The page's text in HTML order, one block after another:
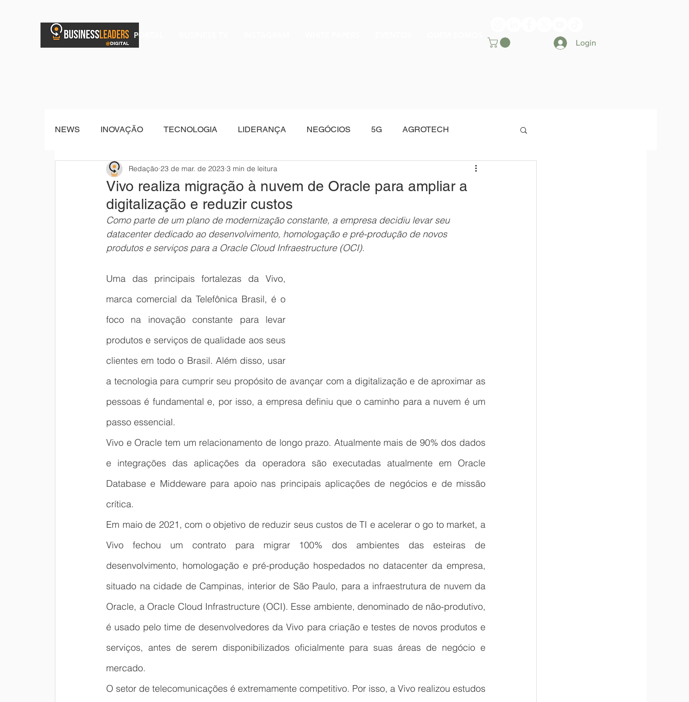
PORTAL
Login
NEWS INOVAÇÃO TECNOLOGIA LIDERANÇA NEGÓCIOS 5G AGROTECH
BRAND POST Senior Sistemas Oracle
Vivo realiza migração à nuvem de Oracle para ampliar a
digitalização e reduzir custos
Redação 23 de mar. de 2023 3 min de leitura
Como parte de um plano de modernização constante, a empresa decidiu levar seu
datacenter dedicado ao desenvolvimento, homologação e pré-produção de novos
produtos e serviços para a Oracle Cloud Infraestructure (OCI).
Uma das principais fortalezas da Vivo,
marca comercial da Telefônica Brasil, é o
foco na inovação constante para levar
produtos e serviços de qualidade aos seus
clientes em todo o Brasil. Além disso, usar
a tecnologia para cumprir seu propósito de avançar com a digitalização e de aproximar as
pessoas é fundamental e, por isso, a empresa definiu que o caminho para a nuvem é um
passo essencial.
Vivo e Oracle tem um relacionamento de longo prazo. Atualmente mais de 90% dos dados
e integrações das aplicações da operadora são executadas atualmente em Oracle
Database e Middeware para apoio nas principais aplicações de negócios e de missão
crítica.
Em maio de 2021, com o objetivo de reduzir seus custos de TI e acelerar o go to market, a
Vivo fechou um contrato para migrar 100% dos ambientes das esteiras de
desenvolvimento, homologação e pré-produção hospedados no datacenter da empresa,
situado na cidade de Campinas, interior de São Paulo, para a infraestrutura de nuvem da
Oracle, a Oracle Cloud Infrastructure (OCI). Esse ambiente, denominado de não-produtivo,
é usado pelo time de desenvolvedores da Vivo para criação e testes de novos produtos e
serviços, antes de serem disponibilizados oficialmente para suas áreas de negócio e
mercado.
O setor de telecomunicações é extremamente competitivo. Por isso, a Vivo realizou estudos